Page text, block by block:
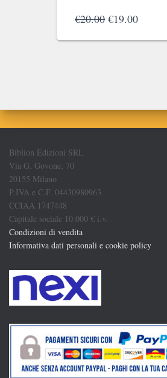
€20.00 Il
originale
€19.00Il
attuale
Biblion Edizioni SRL
Via G. Govone, 70
20155 Milano
P.IVA e C.F. 04430980963
CCIAA 1747448
Capitale sociale 10.000 € i.v.
Condizioni di vendita
Informativa dati personali e cookie policy